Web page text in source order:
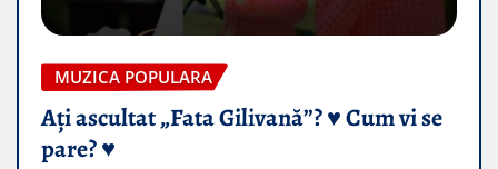
MUZICA POPULARA
Ați ascultat „Fata Gilivană”? ♥️ Cum vi se
pare? ♥️